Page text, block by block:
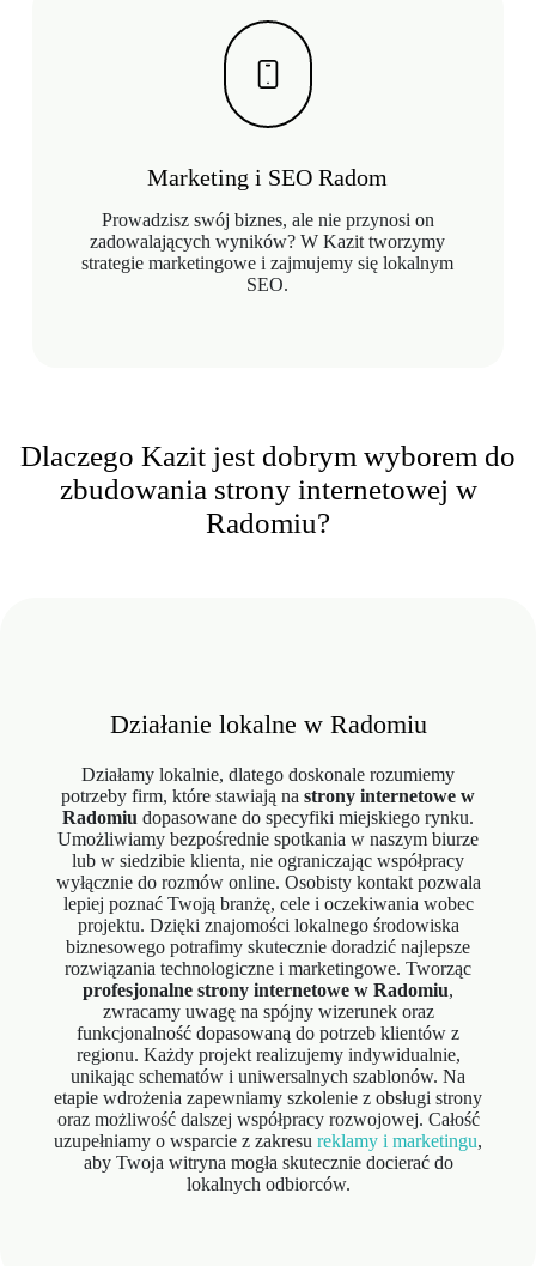
Marketing i SEO Radom
Prowadzisz swój biznes, ale nie przynosi on
zadowalających wyników? W Kazit tworzymy
strategie marketingowe i zajmujemy się lokalnym
SEO.
Dlaczego Kazit jest dobrym wyborem do
zbudowania strony internetowej w
Radomiu?
Działanie lokalne w Radomiu
Działamy lokalnie, dlatego doskonale rozumiemy
potrzeby firm, które stawiają na strony internetowe w
Radomiu dopasowane do specyfiki miejskiego rynku.
Umożliwiamy bezpośrednie spotkania w naszym biurze
lub w siedzibie klienta, nie ograniczając współpracy
wyłącznie do rozmów online. Osobisty kontakt pozwala
lepiej poznać Twoją branżę, cele i oczekiwania wobec
projektu. Dzięki znajomości lokalnego środowiska
biznesowego potrafimy skutecznie doradzić najlepsze
rozwiązania technologiczne i marketingowe. Tworząc
profesjonalne strony internetowe w Radomiu,
zwracamy uwagę na spójny wizerunek oraz
funkcjonalność dopasowaną do potrzeb klientów z
regionu. Każdy projekt realizujemy indywidualnie,
unikając schematów i uniwersalnych szablonów. Na
etapie wdrożenia zapewniamy szkolenie z obsługi strony
oraz możliwość dalszej współpracy rozwojowej. Całość
uzupełniamy o wsparcie z zakresu reklamy i marketingu,
aby Twoja witryna mogła skutecznie docierać do
lokalnych odbiorców.